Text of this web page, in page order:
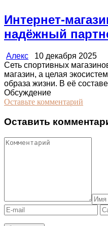
Интернет-
надёжный
Алекс 10 декабря 2025
Сеть спортивных
магазин, а целая
образа жизни. В её составе
Обсуждение
Оставьте комментарий
Оставить